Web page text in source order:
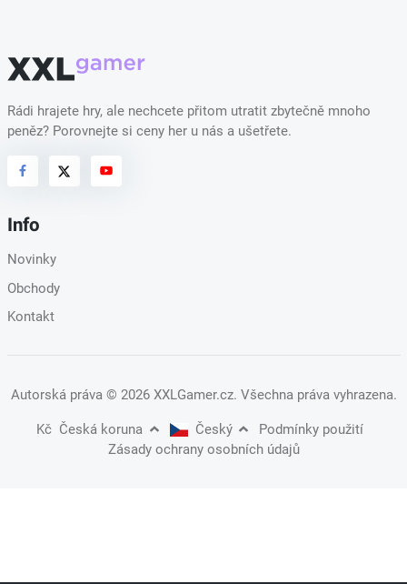
Rádi hrajete hry, ale nechcete přitom utratit zbytečně mnoho
peněz? Porovnejte si ceny her u nás a ušetřete.
Info
Novinky
Obchody
Kontakt
Autorská práva © 2026 XXLGamer.cz. Všechna práva vyhrazena.
Kč Česká koruna Český
Podmínky použití
Zásady ochrany osobních údajů